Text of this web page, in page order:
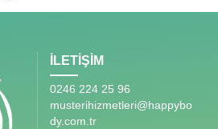
İLETİŞİM
0246 224 25 96
musterihizmetleri@happybo
dy.com.tr